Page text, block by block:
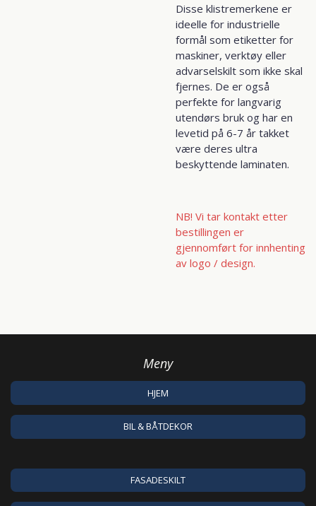
Disse klistremerkene er
ideelle for industrielle
formål som etiketter for
maskiner, verktøy eller
advarselskilt som ikke skal
fjernes. De er også
perfekte for langvarig
utendørs bruk og har en
levetid på 6-7 år takket
være deres ultra
beskyttende laminaten.
NB! Vi tar kontakt etter
bestillingen er
gjennomført for innhenting
av logo / design.
Meny
HJEM
BIL & BÅTDEKOR
FASADESKILT